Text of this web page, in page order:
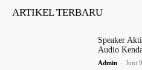
ARTIKEL TERBARU
Speaker
Audio
Admin - Juni